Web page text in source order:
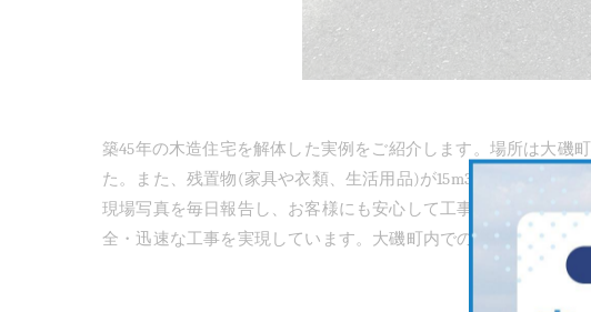
築45年の木造住宅を解体した実例をご紹介します。場所は大磯
た。また、残置物(家具や衣類、生活用品)が15m3
現場写真を毎日報告し、お客様にも安心して工事を見守ってい
全・迅速な工事を実現しています。大磯町内での施工事例も多